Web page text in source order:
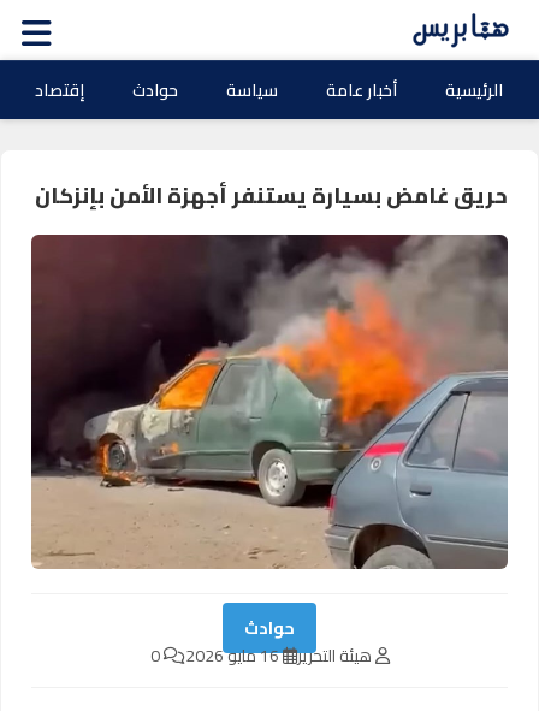
الرئيسية أخبار عامة سياسة حوادث إقتصاد
حريق غامض بسيارة يستنفر أجهزة الأمن بإنزكان
حوادث
هيئة التحرير 16 مايو 2026 0